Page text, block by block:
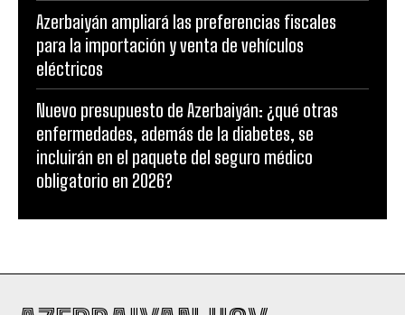
Azerbaiyán ampliará las preferencias fiscales
para la importación y venta de vehículos
eléctricos
Nuevo presupuesto de Azerbaiyán: ¿qué otras
enfermedades, además de la diabetes, se
incluirán en el paquete del seguro médico
obligatorio en 2026?